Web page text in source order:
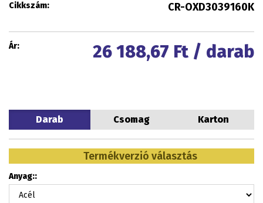
Cikkszám: CR-OXD3039160K
Ár: 26 188,67 Ft / darab
Darab Csomag Karton
Termékverzió választás
Anyag::